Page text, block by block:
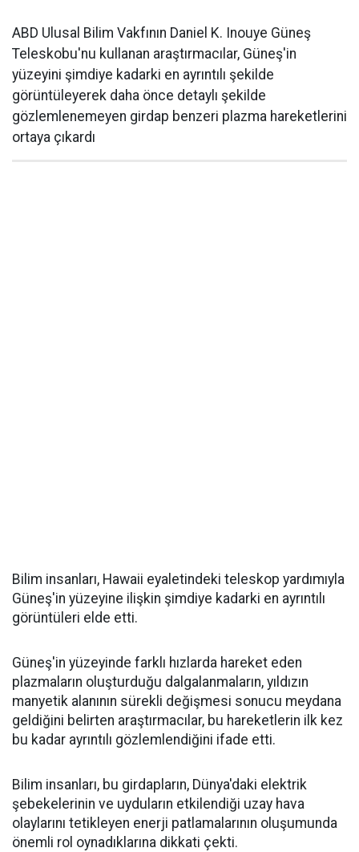
ABD Ulusal Bilim Vakfının Daniel K. Inouye Güneş
Teleskobu'nu kullanan araştırmacılar, Güneş'in
yüzeyini şimdiye kadarki en ayrıntılı şekilde
görüntüleyerek daha önce detaylı şekilde
gözlemlenemeyen girdap benzeri plazma hareketlerini
ortaya çıkardı
Bilim insanları, Hawaii eyaletindeki teleskop yardımıyla
Güneş'in yüzeyine ilişkin şimdiye kadarki en ayrıntılı
görüntüleri elde etti.
Güneş'in yüzeyinde farklı hızlarda hareket eden
plazmaların oluşturduğu dalgalanmaların, yıldızın
manyetik alanının sürekli değişmesi sonucu meydana
geldiğini belirten araştırmacılar, bu hareketlerin ilk kez
bu kadar ayrıntılı gözlemlendiğini ifade etti.
Bilim insanları, bu girdapların, Dünya'daki elektrik
şebekelerinin ve uyduların etkilendiği uzay hava
olaylarını tetikleyen enerji patlamalarının oluşumunda
önemli rol oynadıklarına dikkati çekti.